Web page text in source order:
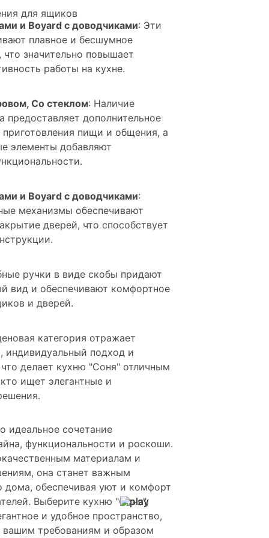
для ящиков
и Boyard с доводчиками: Эти
плавное и бесшумное
значительно повышает
работы на кухне.
Со стеклом: Наличие
предоставляет дополнительное
приготовления пищи и общения, а
элементы добавляют
и Boyard с доводчиками:
механизмы обеспечивают
дверей, что способствует
ручки в виде скобы придают
вид и обеспечивают комфортное
и дверей.
категория отражает
индивидуальный подход и
делает кухню "Соня" отличным
ищет элегантные и
идеальное сочетание
функциональности и роскоши.
материалам и
она станет важным
дома, обеспечивая уют и комфорт
Выберите кухню "Соня",
и удобное пространство,
требованиям и образом